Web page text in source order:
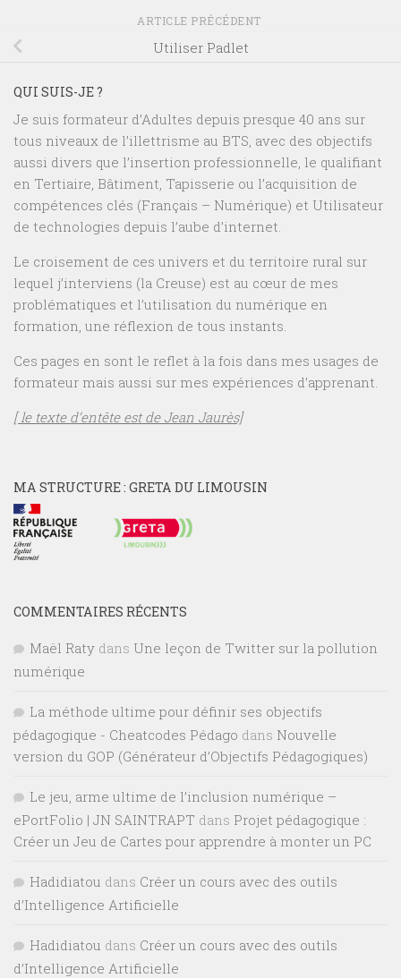
ARTICLE PRÉCÉDENT
Utiliser Padlet
QUI SUIS-JE ?
Je suis formateur d’Adultes depuis presque 40 ans sur
tous niveaux de l’illettrisme au BTS, avec des objectifs
aussi divers que l’insertion professionnelle, le qualifiant
en Tertiaire, Bâtiment, Tapisserie ou l’acquisition de
compétences clés (Français – Numérique) et Utilisateur
de technologies depuis l’aube d’internet.
Le croisement de ces univers et du territoire rural sur
lequel j’interviens (la Creuse) est au cœur de mes
problématiques et l’utilisation du numérique en
formation, une réflexion de tous instants.
Ces pages en sont le reflet à la fois dans mes usages de
formateur mais aussi sur mes expériences d’apprenant.
[ le texte d’entête est de Jean Jaurès]
MA STRUCTURE : GRETA DU LIMOUSIN
COMMENTAIRES RÉCENTS
Maël Raty dans Une leçon de Twitter sur la pollution
numérique
La méthode ultime pour définir ses objectifs
pédagogique - Cheatcodes Pédago dans Nouvelle
version du GOP (Générateur d’Objectifs Pédagogiques)
Le jeu, arme ultime de l’inclusion numérique –
ePortFolio | JN SAINTRAPT dans Projet pédagogique :
Créer un Jeu de Cartes pour apprendre à monter un PC
Hadidiatou dans Créer un cours avec des outils
d’Intelligence Artificielle
Hadidiatou dans Créer un cours avec des outils
d’Intelligence Artificielle